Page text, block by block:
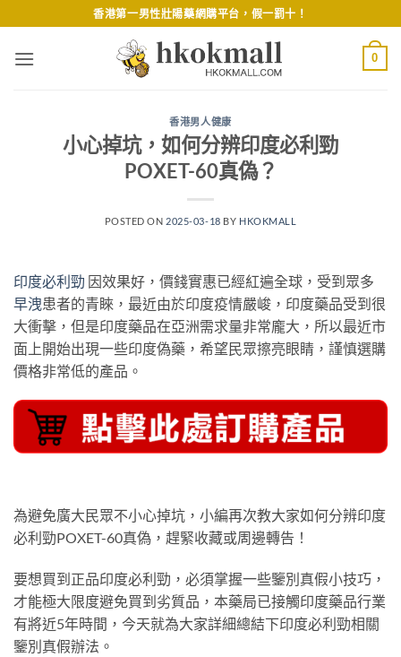
to
content
香港第一男性壯陽藥網購平台，假一罰十！
0
香港男人健康
小心掉坑，如何分辨印度必利勁
POXET-60真偽？
POSTED ON 2025-03-18 BY HKOKMALL
印度必利勁 因效果好，價錢實惠已經紅遍全球，受到眾多
早洩患者的青睞，最近由於印度疫情嚴峻，印度藥品受到很
大衝擊，但是印度藥品在亞洲需求量非常龐大，所以最近市
面上開始出現一些印度偽藥，希望民眾擦亮眼睛，謹慎選購
價格非常低的產品。
為避免廣大民眾不小心掉坑，小編再次教大家如何分辨印度
必利勁POXET-60真偽，趕緊收藏或周邊轉告！
要想買到正品印度必利勁，必須掌握一些鑒別真假小技巧，
才能極大限度避免買到劣質品，本藥局已接觸印度藥品行業
有將近5年時間，今天就為大家詳細總結下印度必利勁相關
鑒別真假辦法。